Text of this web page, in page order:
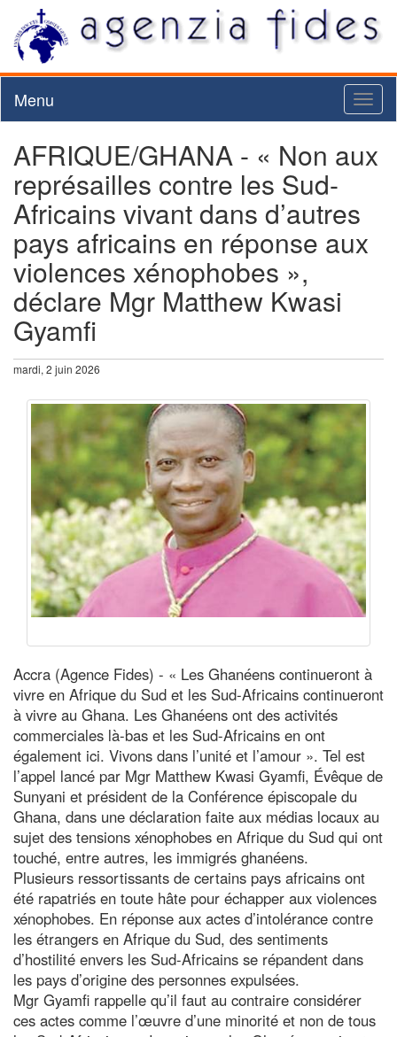
Menu
AFRIQUE/GHANA - « Non aux
représailles contre les Sud-
Africains vivant dans d’autres
pays africains en réponse aux
violences xénophobes »,
déclare Mgr Matthew Kwasi
Gyamfi
mardi, 2 juin 2026
Accra (Agence Fides) - « Les Ghanéens continueront à
vivre en Afrique du Sud et les Sud-Africains continueront
à vivre au Ghana. Les Ghanéens ont des activités
commerciales là-bas et les Sud-Africains en ont
également ici. Vivons dans l’unité et l’amour ». Tel est
l’appel lancé par Mgr Matthew Kwasi Gyamfi, Évêque de
Sunyani et président de la Conférence épiscopale du
Ghana, dans une déclaration faite aux médias locaux au
sujet des tensions xénophobes en Afrique du Sud qui ont
touché, entre autres, les immigrés ghanéens.
Plusieurs ressortissants de certains pays africains ont
été rapatriés en toute hâte pour échapper aux violences
xénophobes. En réponse aux actes d’intolérance contre
les étrangers en Afrique du Sud, des sentiments
d’hostilité envers les Sud-Africains se répandent dans
les pays d’origine des personnes expulsées.
Mgr Gyamfi rappelle qu’il faut au contraire considérer
ces actes comme l’œuvre d’une minorité et non de tous